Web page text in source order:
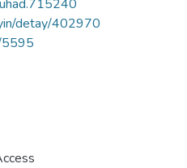
detay/402970